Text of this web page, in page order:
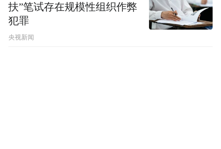
扶”笔试存在规模性组织作弊
犯罪
央视新闻